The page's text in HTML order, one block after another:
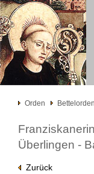
Orden Bettelorden
Überlingen -
Zurück